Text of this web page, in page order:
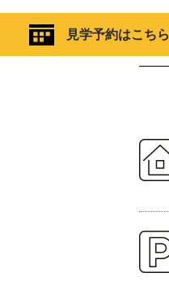
見学予約はこちら